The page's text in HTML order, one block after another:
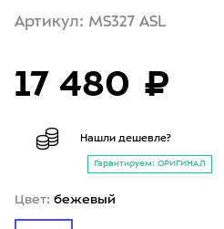
Артикул: MS327 ASL
17 480 ₽
Нашли дешевле?
Гарантируем: ОРИГИНАЛ
Цвет: бежевый